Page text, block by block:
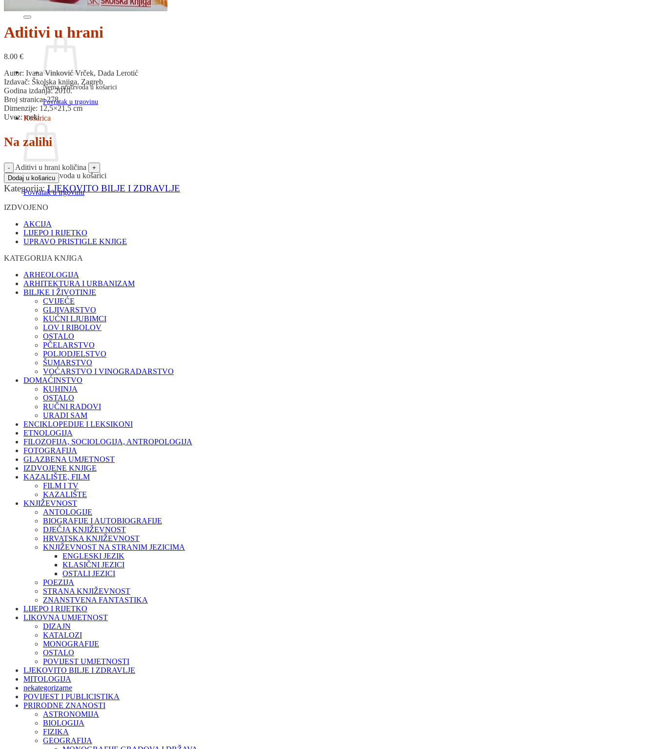
Nema proizvoda u košarici
Povratak u trgovinu
Košarica
Nema proizvoda u košarici
Povratak u trgovinu
Aditivi u hrani
8.00 €
Autor: Ivana Vinković Vrček, Dada Lerotić
Izdavač: Školska knjiga, Zagreb
Godina izdanja: 2010.
Broj stranica: 278
Dimenzije: 12,5×21,5 cm
Uvez: meki
Na zalihi
Aditivi u hrani količina
Dodaj u košaricu
Kategorija:LJEKOVITO BILJE I ZDRAVLJE
IZDVOJENO
AKCIJA
LIJEPO I RIJETKO
UPRAVO PRISTIGLE KNJIGE
KATEGORIJA KNJIGA
ARHEOLOGIJA
ARHITEKTURA I URBANIZAM
BILJKE I ŽIVOTINJE
CVIJEĆE
GLJIVARSTVO
KUĆNI LJUBIMCI
LOV I RIBOLOV
OSTALO
PČELARSTVO
POLJODJELSTVO
ŠUMARSTVO
VOĆARSTVO I VINOGRADARSTVO
DOMAĆINSTVO
KUHINJA
OSTALO
RUČNI RADOVI
URADI SAM
ENCIKLOPEDIJE I LEKSIKONI
ETNOLOGIJA
FILOZOFIJA, SOCIOLOGIJA, ANTROPOLOGIJA
FOTOGRAFIJA
GLAZBENA UMJETNOST
IZDVOJENE KNJIGE
KAZALIŠTE, FILM
FILM I TV
KAZALIŠTE
KNJIŽEVNOST
ANTOLOGIJE
BIOGRAFIJE I AUTOBIOGRAFIJE
DJEČJA KNJIŽEVNOST
HRVATSKA KNJIŽEVNOST
KNJIŽEVNOST NA STRANIM JEZICIMA
ENGLESKI JEZIK
KLASIČNI JEZICI
OSTALI JEZICI
POEZIJA
STRANA KNJIŽEVNOST
ZNANSTVENA FANTASTIKA
LIJEPO I RIJETKO
LIKOVNA UMJETNOST
DIZAJN
KATALOZI
MONOGRAFIJE
OSTALO
POVIJEST UMJETNOSTI
LJEKOVITO BILJE I ZDRAVLJE
MITOLOGIJA
nekategorizarne
POVIJEST I PUBLICISTIKA
PRIRODNE ZNANOSTI
ASTRONOMIJA
BIOLOGIJA
FIZIKA
GEOGRAFIJA